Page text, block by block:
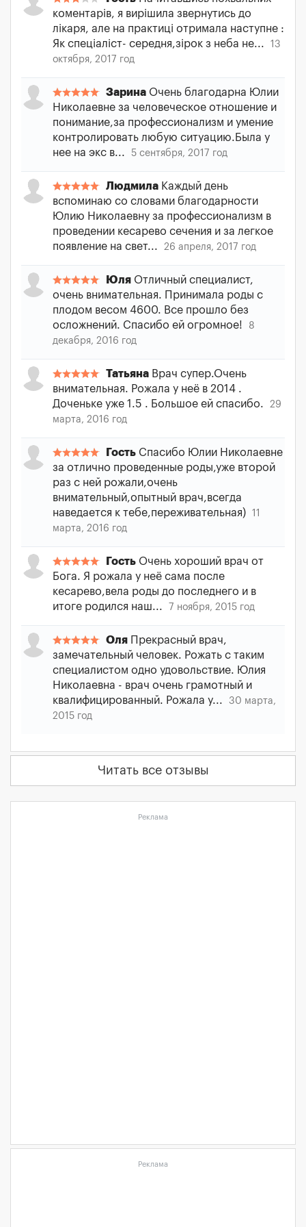
коментарів, я вирішила звернутись до
лікаря, але на практиці отримала наступне :
Як спеціаліст- середня,зірок з неба не...
13
октября, 2017 год
Зарина Очень благодарна Юлии
Николаевне за человеческое отношение и
понимание,за профессионализм и умение
контролировать любую ситуацию.Была у
нее на экс в...
5 сентября, 2017 год
Людмила Каждый день
вспоминаю со словами благодарности
Юлию Николаевну за профессионализм в
проведении кесарево сечения и за легкое
появление на свет...
26 апреля, 2017 год
Юля Отличный специалист,
очень внимательная. Принимала роды с
плодом весом 4600. Все прошло без
осложнений. Спасибо ей огромное!
8
декабря, 2016 год
Татьяна Врач супер.Очень
внимательная. Рожала у неё в 2014 .
Доченьке уже 1.5 . Большое ей спасибо.
29
марта, 2016 год
Гость Спасибо Юлии Николаевне
за отлично проведенные роды,уже второй
раз с ней рожали,очень
внимательный,опытный врач,всегда
наведается к тебе,переживательная)
11
марта, 2016 год
Гость Очень хороший врач от
Бога. Я рожала у неё сама после
кесарево,вела роды до последнего и в
итоге родился наш...
7 ноября, 2015 год
Оля Прекрасный врач,
замечательный человек. Рожать с таким
специалистом одно удовольствие. Юлия
Николаевна - врач очень грамотный и
квалифицированный. Рожала у...
30 марта,
2015 год
Читать все отзывы
Реклама
Реклама